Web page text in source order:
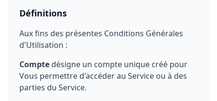
Définitions
Aux fins des présentes Conditions Générales
d'Utilisation :
Compte désigne un compte unique créé pour
Vous permettre d'accéder au Service ou à des
parties du Service.